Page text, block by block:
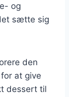
og
sætte sig
den
at give
dessert til